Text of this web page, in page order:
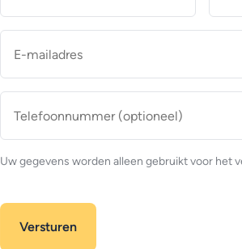
mailadres *
(optioneel)
Uw gegevens worden alleen gebruikt voor het